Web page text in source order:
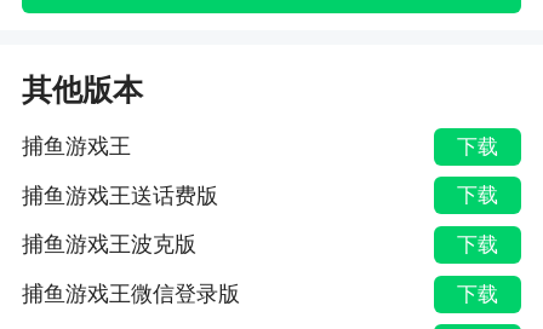
其他版本
捕鱼游戏王 下载
捕鱼游戏王送话费版 下载
捕鱼游戏王波克版 下载
捕鱼游戏王微信登录版 下载